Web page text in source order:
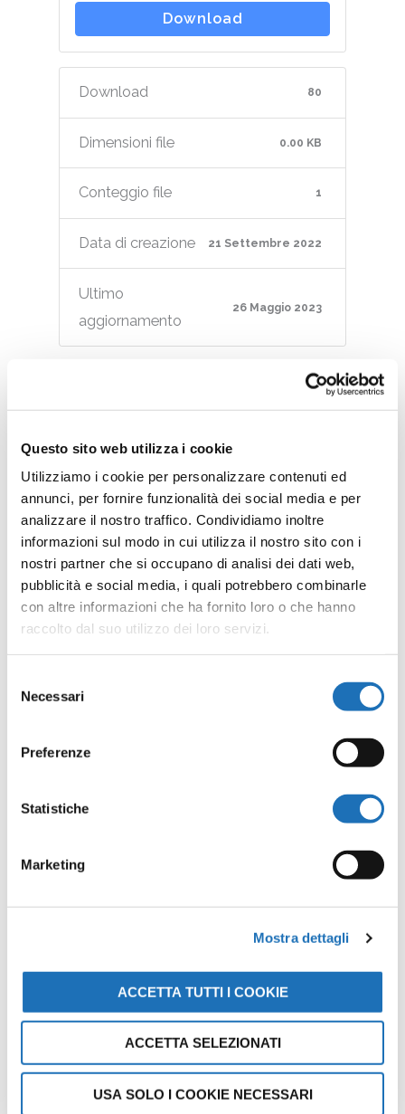
Questo sito web utilizza i cookie
Utilizziamo i cookie per personalizzare contenuti ed
annunci, per fornire funzionalità dei social media e per
analizzare il nostro traffico. Condividiamo inoltre
informazioni sul modo in cui utilizza il nostro sito con i
nostri partner che si occupano di analisi dei dati web,
pubblicità e social media, i quali potrebbero combinarle
con altre informazioni che ha fornito loro o che hanno
raccolto dal suo utilizzo dei loro servizi.
delNecessari
Preferenze
Statistiche
Marketing
Mostra dettagli
ACCETTA TUTTI I COOKIE
ACCETTA SELEZIONATI
USA SOLO I COOKIE NECESSARI
Download
Download 80
Dimensioni file 0.00 KB
Conteggio file 1
Data di creazione 21 Settembre 2022
Ultimo
aggiornamento
26 Maggio 2023
CESENATICO -
Tre itinerari per
scoprire la città
Tre itinerari che permettono di scoprile la
città in modo nuovo, toccando tutti i punti
di interesse che incontrano le esigenze di
ogni visitatore.
Lascia un commento
pubblicato.